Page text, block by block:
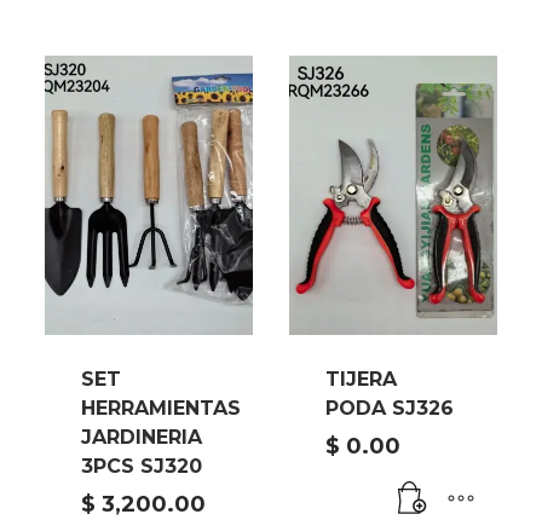
SET
HERRAMIENTAS
JARDINERIA
3PCS SJ320
$ 3,200.00
TIJERA
PODA SJ326
$ 0.00